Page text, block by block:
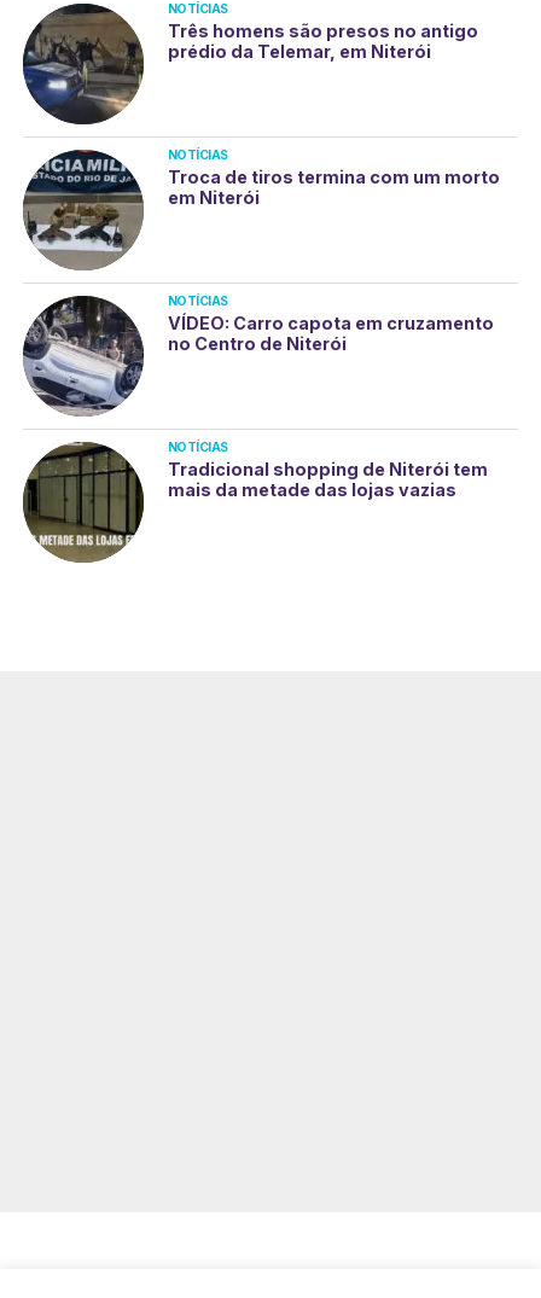
NOTÍCIAS
Três homens são presos no antigo
prédio da Telemar, em Niterói
NOTÍCIAS
Troca de tiros termina com um morto
em Niterói
NOTÍCIAS
VÍDEO: Carro capota em cruzamento
no Centro de Niterói
NOTÍCIAS
Tradicional shopping de Niterói tem
mais da metade das lojas vazias